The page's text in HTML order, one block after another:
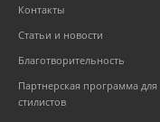
Контакты
Статьи и новости
Благотворительность
Партнерская программа для
стилистов